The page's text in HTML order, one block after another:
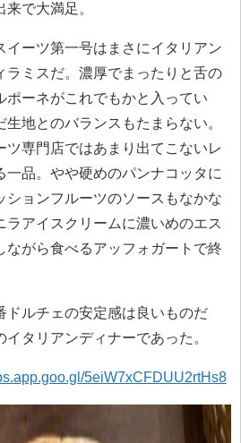
で大満足。
イーツ第一号はまさにイタリアン
ラミスだ。濃厚でまったりと舌の
ポーネがこれでもかと入ってい
地とのバランスもたまらない。
ツ専門店ではあまり出てこないレ
一品。やや硬めのパンナコッタに
ションフルーツのソースもなかな
ラアイスクリームに濃いめのエス
ながら食べるアッフォガートで終
ドルチェの安定感は良いものだ
タリアンディナーであった。
5eiW7xCFDUU2rtHs8